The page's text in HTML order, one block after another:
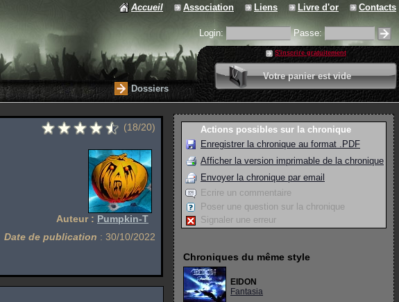
Accueil Association Liens Livre d'or Contacts
Login: Passe:
S'inscrire gratuitement
Votre panier est vide
0 article
Valider votre panier
Dossiers
(18/20)
Auteur : Pumpkin-T
Date de publication : 30/10/2022
Actions possibles sur la chronique
Enregistrer la chronique au format .PDF
Afficher la version imprimable de la chronique
Envoyer la chronique par email
Ecrire un commentaire
Poser une question sur la chronique
Signaler une erreur
Chroniques du même style
EIDON
Fantasia